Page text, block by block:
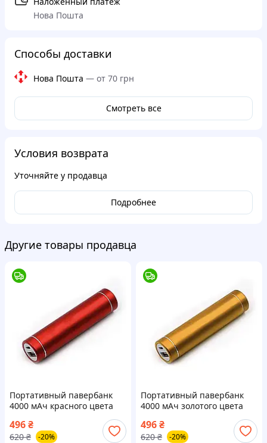
Нова Пошта
Способы доставки
Нова Пошта — от 70 грн
Смотреть все
Условия возврата
Уточняйте у продавца
Подробнее
Другие товары продавца
Портативный павербанк
4000 мАч красного цвета
496₴
620 ₴ -20%
Портативный павербанк
4000 мАч золотого цвета
496₴
620 ₴ -20%